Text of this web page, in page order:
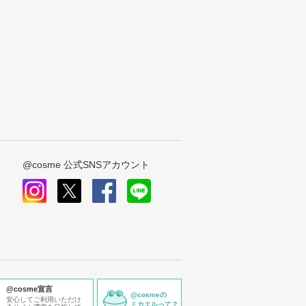
@cosme 公式SNSアカウント
@cosme宣言
安心してご利用いただけ
@cosmeの
ミカエルって？